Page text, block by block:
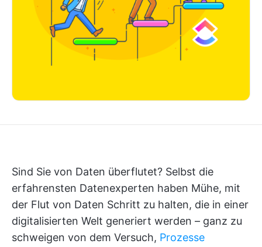
Sind Sie von Daten überflutet? Selbst die
erfahrensten Datenexperten haben Mühe, mit
der Flut von Daten Schritt zu halten, die in einer
digitalisierten Welt generiert werden – ganz zu
schweigen von dem Versuch, Prozesse